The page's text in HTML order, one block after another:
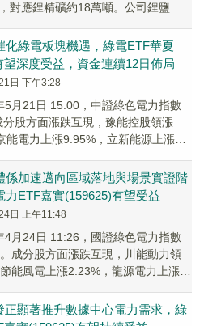
對應鋰精礦約18萬噸。公司鋰鹽生
化綠電板塊機遇，綠電ETF華夏
望深度受益，資金連續12日佈局
日 下午3:28
5月21日 15:00，中證綠色電力指數
股方面漲跌互現，豫能控股領漲
能電力上漲9.95%，立新能源上漲
係加速邁向區域落地與場景實證階
力ETF嘉實(159625)有望受益
日 上午11:48
4月24日 11:26，國證綠色電力指數
成分股方面漲跌互現，川能動力領
能風電上漲2.23%，龍源電力上漲
正顯著推升數據中心電力需求，綠